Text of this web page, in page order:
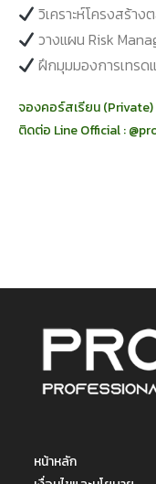
วิเคราะห์โครงสร้า
วางแผน Risk
ฝึกมุมมองการเทรด
จองคอร์สเรียน (Private)
ติดต่อ Line Official :
หน้าหลัก